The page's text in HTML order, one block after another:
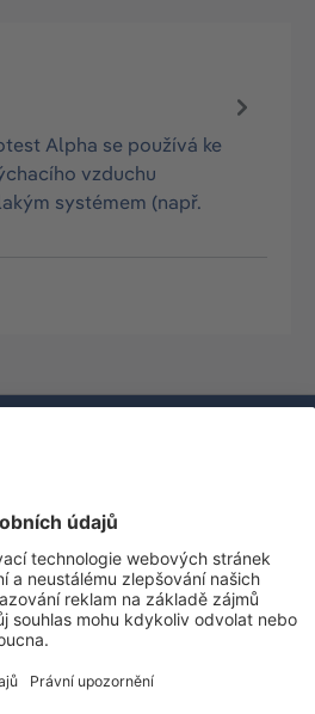
Alpha se používá ke
vzduchu
systémem (např.